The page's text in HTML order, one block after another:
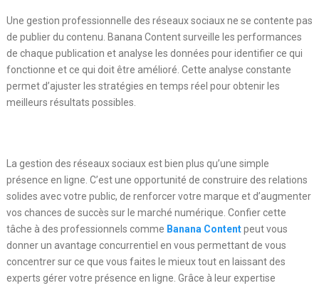
Une gestion professionnelle des réseaux sociaux ne se contente pas
de publier du contenu. Banana Content surveille les performances
de chaque publication et analyse les données pour identifier ce qui
fonctionne et ce qui doit être amélioré. Cette analyse constante
permet d’ajuster les stratégies en temps réel pour obtenir les
meilleurs résultats possibles.
La gestion des réseaux sociaux est bien plus qu’une simple
présence en ligne. C’est une opportunité de construire des relations
solides avec votre public, de renforcer votre marque et d’augmenter
vos chances de succès sur le marché numérique. Confier cette
tâche à des professionnels comme Banana Contentpeut vous
donner un avantage concurrentiel en vous permettant de vous
concentrer sur ce que vous faites le mieux tout en laissant des
experts gérer votre présence en ligne. Grâce à leur expertise